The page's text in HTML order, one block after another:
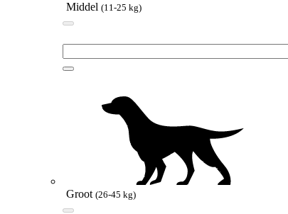
Middel (11-25 kg)
Groot (26-45 kg)